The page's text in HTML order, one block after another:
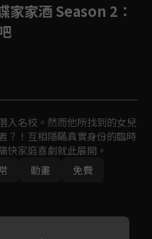
家家酒 Season 2 ：
入名校。然而他所找到的女兒
？！互相隱瞞真實身份的臨時
快家庭喜劇就此展開。
動畫
免費